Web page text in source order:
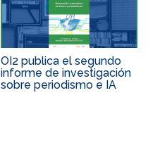
OI2 publica el segundo
informe de investigación
sobre periodismo e IA